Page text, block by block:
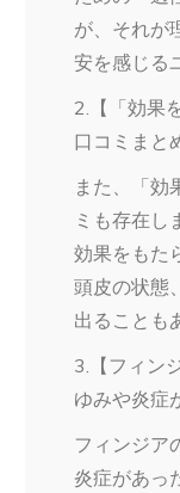
が、それが
安を感じる
2.【「効果
口コミまと
また、「効
ミも存在し
効果をもた
頭皮の状態
出ることも
3.【フィン
ゆみや炎症
フィンジア
炎症があっ